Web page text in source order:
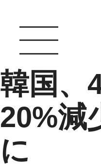
韓国、
20%減
に